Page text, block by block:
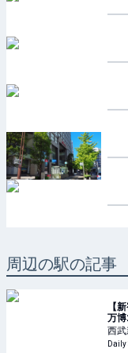
周辺の駅の記事
【
万
カ
西
Daily